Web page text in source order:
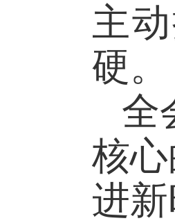
主
硬。
全
核
进